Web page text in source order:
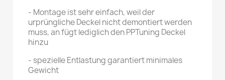
- Montage ist sehr einfach, weil der
urprüngliche Deckel nicht demontiert werden
muss, an fügt lediglich den PPTuning Deckel
hinzu
- spezielle Entlastung garantiert minimales
Gewicht